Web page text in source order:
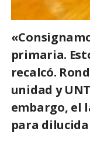
primaria.
recalcó.
unidad y
embargo, el
para